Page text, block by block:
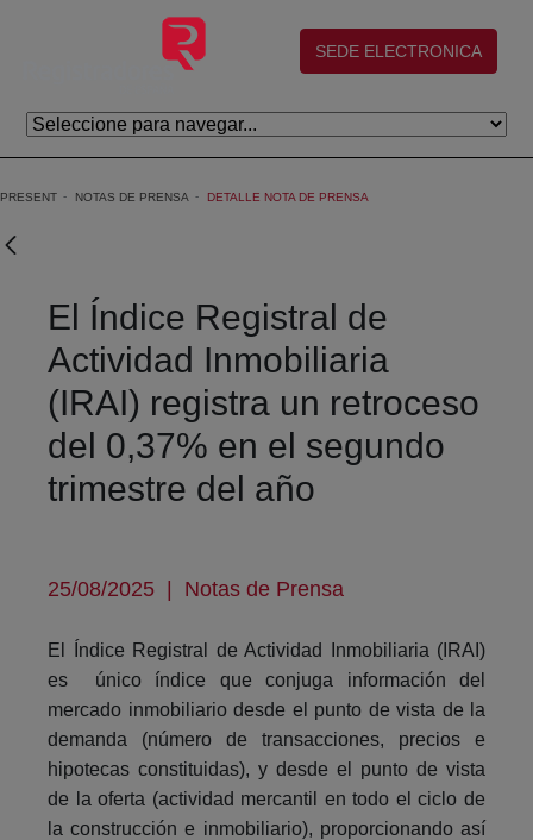
Skip to Main Content
(abre en nueva ventana)
SEDE ELECTRONICA
PRESENT NOTAS DE PRENSA DETALLE NOTA DE PRENSA
El Índice Registral de
Actividad Inmobiliaria
(IRAI) registra un retroceso
del 0,37% en el segundo
trimestre del año
25/08/2025 | Notas de Prensa
El Índice Registral de Actividad Inmobiliaria (IRAI)
es único índice que conjuga información del
mercado inmobiliario desde el punto de vista de la
demanda (número de transacciones, precios e
hipotecas constituidas), y desde el punto de vista
de la oferta (actividad mercantil en todo el ciclo de
la construcción e inmobiliario), proporcionando así